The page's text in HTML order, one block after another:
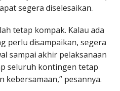
segera diselesaikan.
tetap kompak. Kalau ada
perlu disampaikan, segera
sampai akhir pelaksanaan
seluruh kontingen tetap
kebersamaan,” pesannya.